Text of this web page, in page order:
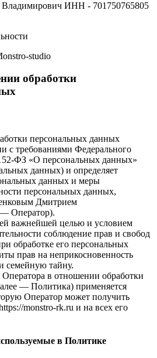
ИНН - 701750765805
studio
обработки
персональных данных
с требованиями Федерального
ФЗ «О персональных данных»
данных) и определяет
данных и меры
персональных данных,
Дмитрием
— Оператор).
важнейшей целью и условием
соблюдение прав и свобод
обработке его персональных
прав на неприкосновенность
семейную тайну.
в отношении обработки
— Политика) применяется
Оператор может получить
monstro-rk.ru и на всех его
в Политике